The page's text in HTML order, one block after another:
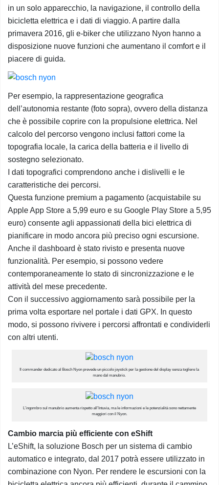
in un solo apparecchio, la navigazione, il controllo della
bicicletta elettrica e i dati di viaggio. A partire dalla
primavera 2016, gli e-biker che utilizzano Nyon hanno a
disposizione nuove funzioni che aumentano il comfort e il
piacere di guida.
Per esempio, la rappresentazione geografica
dell’autonomia restante (foto sopra), ovvero della distanza
che è possibile coprire con la propulsione elettrica. Nel
calcolo del percorso vengono inclusi fattori come la
topografia locale, la carica della batteria e il livello di
sostegno selezionato.
I dati topografici comprendono anche i dislivelli e le
caratteristiche dei percorsi.
Questa funzione premium a pagamento (acquistabile su
Apple App Store a 5,99 euro e su Google Play Store a 5,95
euro) consente agli appassionati della bici elettrica di
pianificare in modo ancora più preciso ogni escursione.
Anche il dashboard è stato rivisto e presenta nuove
funzionalità. Per esempio, si possono vedere
contemporaneamente lo stato di sincronizzazione e le
attività del mese precedente.
Con il successivo aggiornamento sarà possibile per la
prima volta esportare nel portale i dati GPX. In questo
modo, si possono rivivere i percorsi affrontati e condividerli
con altri utenti.
Il commander dedicato al Bosch Nyon prevede un piccolo joystick per la gestione del display senza togliere la
mano dal manubrio.
L’ingombro sul manubrio aumenta rispetto all’Intuvia, ma le informazioni e le potenzialità sono nettamente
maggiori con il Nyon.
Cambio marcia più efficiente con eShift
L’eShift, la soluzione Bosch per un sistema di cambio
automatico e integrato, dal 2017 potrà essere utilizzato in
combinazione con Nyon. Per rendere le escursioni con la